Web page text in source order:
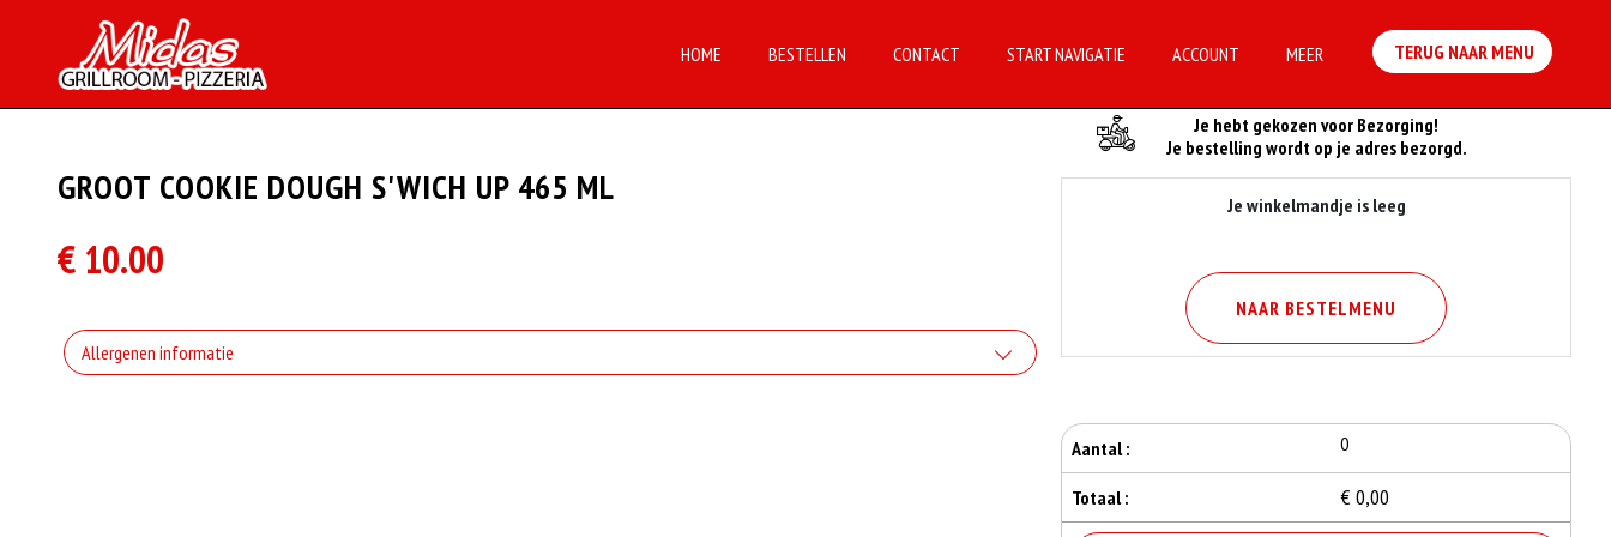
HOME BESTELLEN CONTACT START NAVIGATIE ACCOUNT MEER TERUG NAAR MENU
GROOT COOKIE DOUGH S'WICH UP 465 ML
€ 10.00
Allergenen informatie
Je hebt gekozen voor Bezorging!
Je bestelling wordt op je adres bezorgd.
Je winkelmandje is leeg
NAAR BESTELMENU
Aantal : 0
Totaal : € 0,00
Je Bestelling